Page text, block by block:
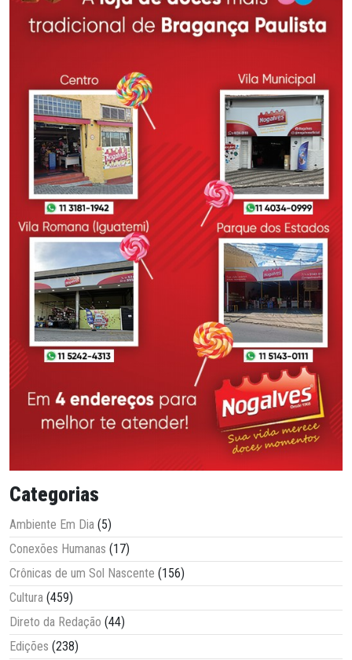
Categorias
Ambiente Em Dia (5)
Conexões Humanas (17)
Crônicas de um Sol Nascente (156)
Cultura (459)
Direto da Redação (44)
Edições (238)